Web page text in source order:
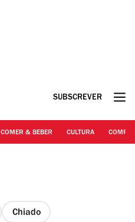
SUBSCREVER
COMER & BEBER CULTURA
Chiado